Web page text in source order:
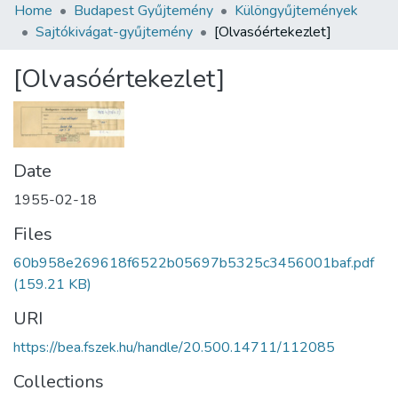
Communities & Collections
Statistics
About us
Home Budapest Gyűjtemény
Különgyűjtemények
Sajtókivágat-gyűjtemény
[Olvasóértekezlet]
[Olvasóértekezlet]
Date
1955-02-18
Files
60b958e269618f6522b05697b5325c3456001baf.pdf
(159.21 KB)
URI
https://bea.fszek.hu/handle/20.500.14711/112085
Collections